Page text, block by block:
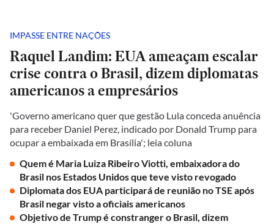
IMPASSE ENTRE NAÇÕES
Raquel Landim: EUA ameaçam escalar
crise contra o Brasil, dizem diplomatas
americanos a empresários
'Governo americano quer que gestão Lula conceda anuência
para receber Daniel Perez, indicado por Donald Trump para
ocupar a embaixada em Brasília'; leia coluna
Quem é Maria Luiza Ribeiro Viotti, embaixadora do
Brasil nos Estados Unidos que teve visto revogado
Diplomata dos EUA participará de reunião no TSE após
Brasil negar visto a oficiais americanos
Objetivo de Trump é constranger o Brasil, dizem